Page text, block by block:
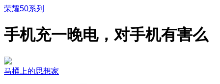
荣耀50系列
手机充一晚电，对手机有害么
马桶上的思想家